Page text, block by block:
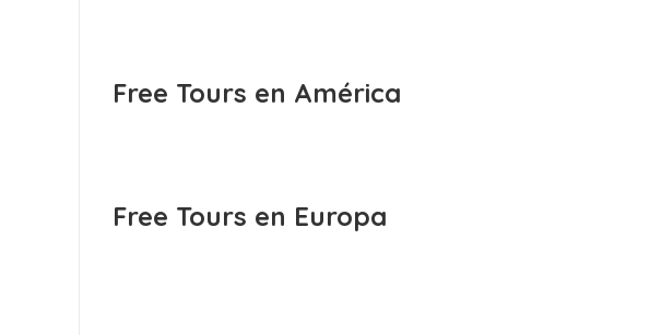
Free Tours en América
Free Tours en Europa